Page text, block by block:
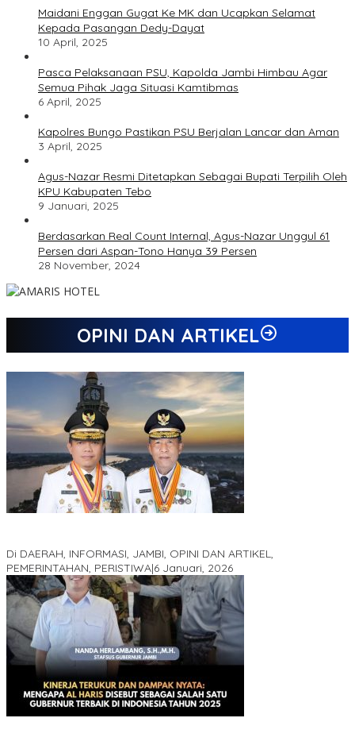
Maidani Enggan Gugat Ke MK dan Ucapkan Selamat
Kepada Pasangan Dedy-Dayat
10 April, 2025
Pasca Pelaksanaan PSU, Kapolda Jambi Himbau Agar
Semua Pihak Jaga Situasi Kamtibmas
6 April, 2025
Kapolres Bungo Pastikan PSU Berjalan Lancar dan Aman
3 April, 2025
Agus-Nazar Resmi Ditetapkan Sebagai Bupati Terpilih Oleh
KPU Kabupaten Tebo
9 Januari, 2025
Berdasarkan Real Count Internal, Agus-Nazar Unggul 61
Persen dari Aspan-Tono Hanya 39 Persen
28 November, 2024
OPINI DAN ARTIKEL
Di DAERAH, INFORMASI, JAMBI, OPINI DAN ARTIKEL,
PEMERINTAHAN, PERISTIWA|6 Januari, 2026